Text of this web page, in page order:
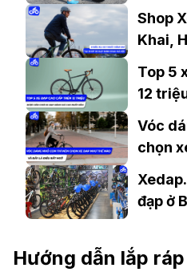
Shop
Khai,
Cháy
Hot
Top 5
12
Vóc
chọn
đạp ở
Hướng dẫn lắp